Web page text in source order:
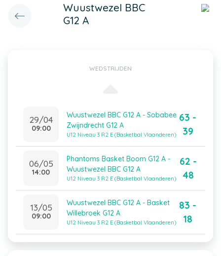
Wuustwezel BBC
G12 A
WEDSTRIJDEN
29/04
09:00
Wuustwezel BBC G12 A - Sobabee
Zwijndrecht G12 A
U12 Niveau 3 R2 E (Basketbal Vlaanderen)
63 -
39
06/05
14:00
Phantoms Basket Boom G12 A -
Wuustwezel BBC G12 A
U12 Niveau 3 R2 E (Basketbal Vlaanderen)
62 -
48
13/05
09:00
Wuustwezel BBC G12 A - Basket
Willebroek G12 A
U12 Niveau 3 R2 E (Basketbal Vlaanderen)
83 -
18